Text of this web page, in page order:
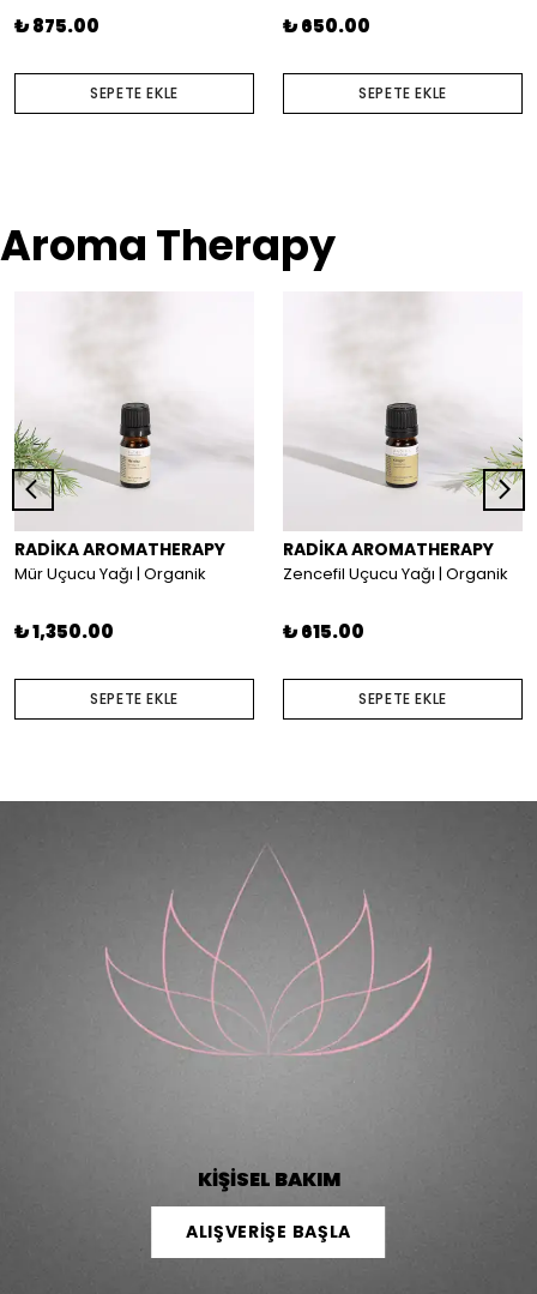
₺ 875.00
SEPETE EKLE
₺ 650.00
SEPETE EKLE
Aroma Therapy
RADİKA AROMATHERAPY
Mür Uçucu Yağı | Organik
₺ 1,350.00
SEPETE EKLE
RADİKA AROMATHERAPY
Zencefil Uçucu Yağı | Organik
₺ 615.00
SEPETE EKLE
KİŞİSEL BAKIM
ALIŞVERİŞE BAŞLA